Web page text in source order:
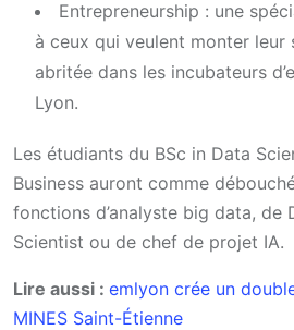
Entrepreneurship : une
à ceux qui veulent monter leur
abritée dans les incubateurs
Lyon.
Les étudiants du BSc in Data
Business auront comme
fonctions d’analyste big data, de
Scientist ou de chef de projet IA.
Lire aussi : emlyon crée un
MINES Saint-Étienne